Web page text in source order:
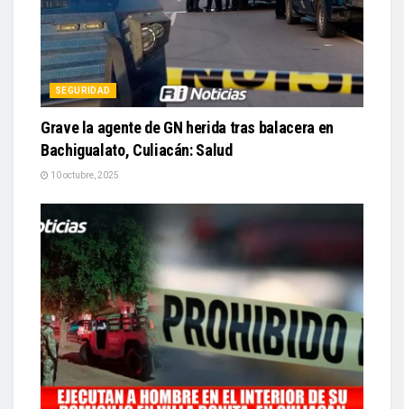
SEGURIDAD
Grave la agente de GN herida tras balacera en
Bachigualato, Culiacán: Salud
10 octubre, 2025